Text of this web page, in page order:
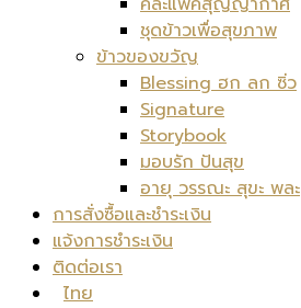
ชุดข้าวเพื่อสุขภาพ
ข้าวของขวัญ
Blessing ฮก ลก ซิ่ว
Signature
Storybook
มอบรัก ปันสุข
อายุ วรรณะ สุขะ พละ
การสั่งซื้อและชำระเงิน
แจ้งการชำระเงิน
ติดต่อเรา
ไทย